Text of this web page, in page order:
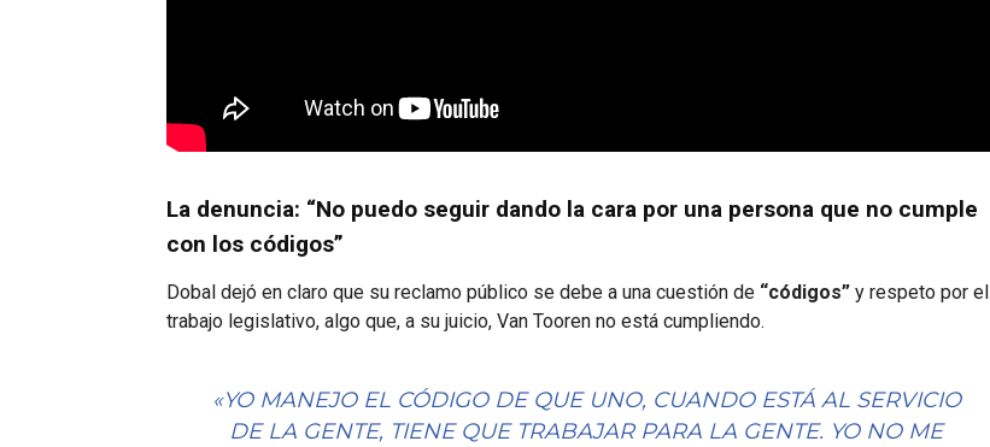
La denuncia: “No puedo seguir dando la cara por una persona que no cumple
con los códigos”
Dobal dejó en claro que su reclamo público se debe a una cuestión de “códigos” y respeto por el
trabajo legislativo, algo que, a su juicio, Van Tooren no está cumpliendo.
«YO MANEJO EL CÓDIGO DE QUE UNO, CUANDO ESTÁ AL SERVICIO
DE LA GENTE, TIENE QUE TRABAJAR PARA LA GENTE. YO NO ME